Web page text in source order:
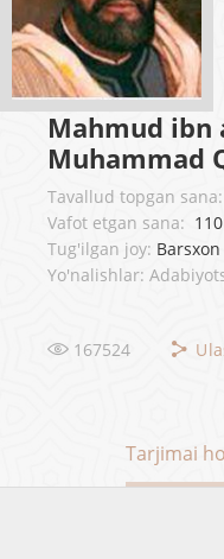
Mahmud ibn
Muhammad
Tavallud topgan sana:
Vafot etgan sana:
Tug'ilgan joy: Barsxon
Yo'nalishlar:
167524
Tarjimai